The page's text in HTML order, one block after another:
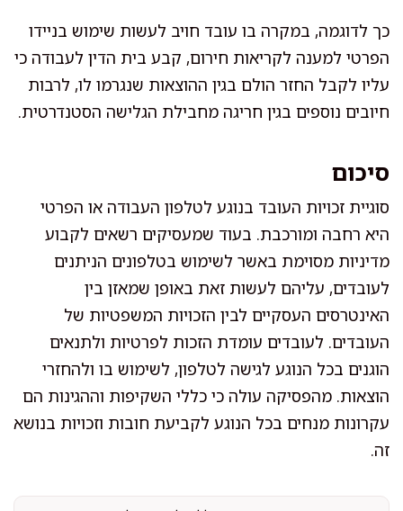
כך לדוגמה, במקרה בו עובד חויב לעשות שימוש בניידו
הפרטי למענה לקריאות חירום, קבע בית הדין לעבודה כי
עליו לקבל החזר הולם בגין ההוצאות שנגרמו לו, לרבות
חיובים נוספים בגין חריגה מחבילת הגלישה הסטנדרטית.
סיכום
סוגיית זכויות העובד בנוגע לטלפון העבודה או הפרטי
היא רחבה ומורכבת. בעוד שמעסיקים רשאים לקבוע
מדיניות מסוימת באשר לשימוש בטלפונים הניתנים
לעובדים, עליהם לעשות זאת באופן שמאזן בין
האינטרסים העסקיים לבין הזכויות המשפטיות של
העובדים. לעובדים עומדת הזכות לפרטיות ולתנאים
הוגנים בכל הנוגע לגישה לטלפון, לשימוש בו ולהחזרי
הוצאות. מהפסיקה עולה כי כללי השקיפות וההגינות הם
עקרונות מנחים בכל הנוגע לקביעת חובות וזכויות בנושא
זה.